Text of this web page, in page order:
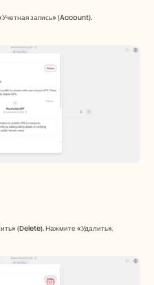
запись» (Account).
(Delete). Нажмите «Удалить».